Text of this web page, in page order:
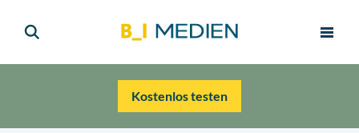
Kostenlos testen